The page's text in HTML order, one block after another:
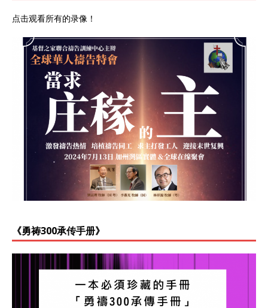
点击观看所有的录像 ！
《勇祷300承传手册》